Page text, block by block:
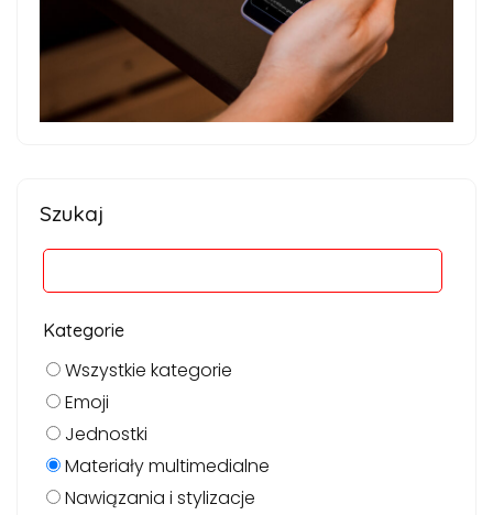
Szukaj
Kategorie
Wszystkie kategorie
Emoji
Jednostki
Materiały multimedialne
Nawiązania i stylizacje